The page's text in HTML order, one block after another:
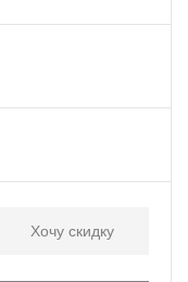
Хочу скидку